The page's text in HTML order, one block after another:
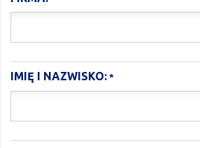
IMIĘ I NAZWISKO: